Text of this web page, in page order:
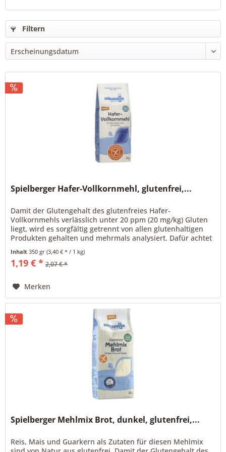
Filtern
Spielberger Hafer-Vollkornmehl, glutenfrei,...
Damit der Glutengehalt des glutenfreies Hafer-
Vollkornmehls verlässlich unter 20 ppm (20 mg/kg) Gluten
liegt, wird es sorgfältig getrennt von allen glutenhaltigen
Produkten gehalten und mehrmals analysiert. Dafür achtet
Inhalt350 gr(3,40 € * / 1 kg)
1,19 € * 2,07 € *
Merken
Spielberger Mehlmix Brot, dunkel, glutenfrei,...
Reis, Mais und Guarkern als Zutaten für diesen Mehlmix